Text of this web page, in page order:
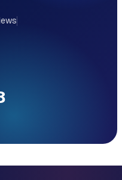
ticketsysteem